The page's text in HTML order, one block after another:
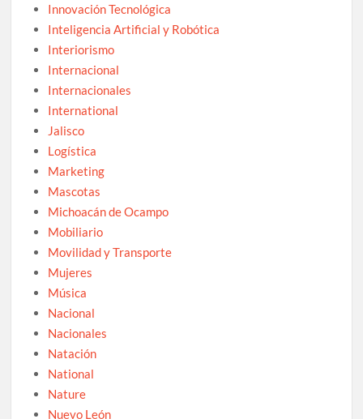
Innovación Tecnológica
Inteligencia Artificial y Robótica
Interiorismo
Internacional
Internacionales
International
Jalisco
Logística
Marketing
Mascotas
Michoacán de Ocampo
Mobiliario
Movilidad y Transporte
Mujeres
Música
Nacional
Nacionales
Natación
National
Nature
Nuevo León